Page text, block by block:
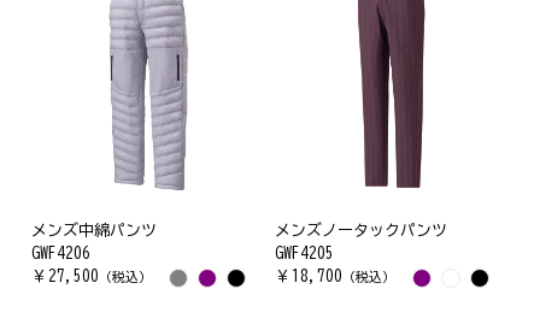
メンズ中綿パンツ
GWF4206
￥ 27,500 （税込）
メンズノータックパンツ
GWF4205
￥ 18,700 （税込）